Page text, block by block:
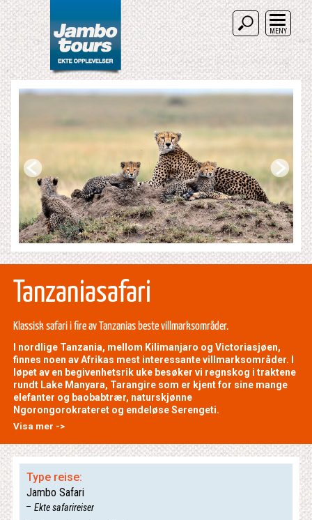
MENY
Tanzaniasafari
Klassisk safari i fire av Tanzanias beste villmarksområder.
I nordlige Tanzania, mellom Kilimanjaro og Victoriasjøen,
finnes noen av Afrikas mest interessante villmarksområder. I
løpet av en begivenhetsrik uke besøker vi regnskog i traktene
rundt Lake Manyara, Tarangire som er kjent for sine mange
elefanter og baobabtrær, naturskjønne
Ngorongorokrateret og endeløse Serengeti.
Visa mer ->
Type reise:
Jambo Safari
Ekte safarireiser